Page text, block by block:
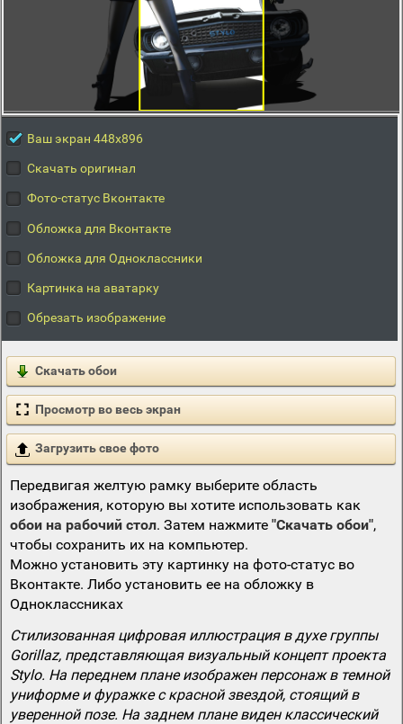
Ваш экран 448x896
Скачать оригинал
Фото-статус Вконтакте
Обложка для Вконтакте
Обложка для Одноклассники
Картинка на аватарку
Обрезать изображение
Скачать обои
Просмотр во весь экран
Загрузить свое фото
Передвигая желтую рамку выберите область
изображения, которую вы хотите использовать как
обои на рабочий стол. Затем нажмите "Скачать обои",
чтобы сохранить их на компьютер.
Можно установить эту картинку на фото-статус во
Вконтакте. Либо установить ее на обложку в
Одноклассниках
Стилизованная цифровая иллюстрация в духе группы
Gorillaz, представляющая визуальный концепт проекта
Stylo. На переднем плане изображен персонаж в темной
униформе и фуражке с красной звездой, стоящий в
уверенной позе. На заднем плане виден классический